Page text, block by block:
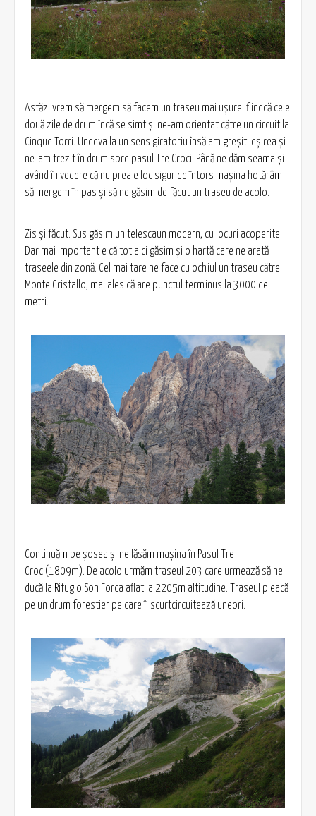
Astăzi vrem să mergem să facem un traseu mai ușurel fiindcă cele
două zile de drum încă se simt şi ne-am orientat către un circuit la
Cinque Torri. Undeva la un sens giratoriu însă am greşit ieşirea şi
ne-am trezit în drum spre pasul Tre Croci. Până ne dăm seama şi
având în vedere că nu prea e loc sigur de întors maşina hotărâm
să mergem în pas şi să ne găsim de făcut un traseu de acolo.
Zis şi făcut. Sus găsim un telescaun modern, cu locuri acoperite.
Dar mai important e că tot aici găsim şi o hartă care ne arată
traseele din zonă. Cel mai tare ne face cu ochiul un traseu către
Monte Cristallo, mai ales că are punctul terminus la 3000 de
metri.
Continuăm pe şosea şi ne lăsăm maşina în Pasul Tre
Croci(1809m). De acolo urmăm traseul 203 care urmează să ne
ducă la Rifugio Son Forca aflat la 2205m altitudine. Traseul pleacă
pe un drum forestier pe care îl scurtcircuitează uneori.